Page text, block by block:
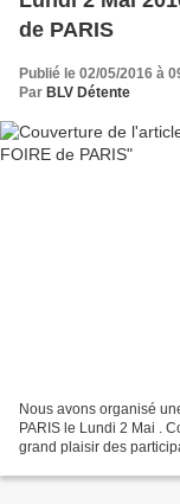
de PARIS
Publié le 02/05/2016 à
Par BLV Détente
Nous avons organisé
PARIS le Lundi 2 Mai .
grand plaisir des